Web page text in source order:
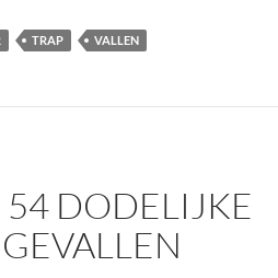
TRAP VALLEN
54 DODELIJKE